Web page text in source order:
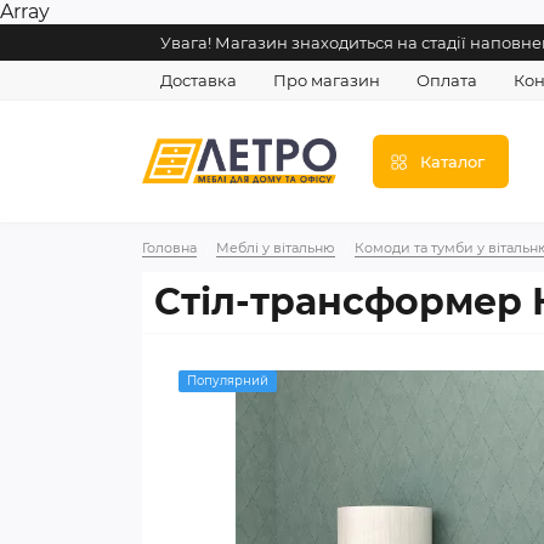
Array
Увага! Магазин знаходиться на стадії
Доставка
Про магазин Оплата
Каталог
Головна Меблі у вітальню Комоди та тумби у
Стіл-трансформер
Популярний